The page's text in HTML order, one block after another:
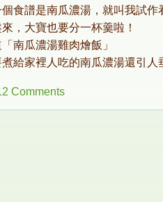
食譜是南瓜濃湯，就叫我試作
，大寶也要分一杯羹啦！
南瓜濃湯雞肉燴飯」
給家裡人吃的南瓜濃湯還引人
Comments